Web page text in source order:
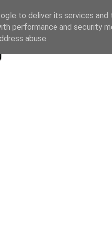
to deliver its services
performance and security
abuse.